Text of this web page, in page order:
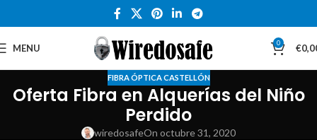
MENU 0 €
FIBRA ÓPTICA CASTELLÓN
Oferta Fibra en Alquerías del Niño
Perdido
wiredosafeOn octubre 31, 2020